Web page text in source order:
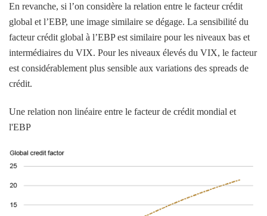
En revanche, si l’on considère la relation entre le facteur crédit
global et l’EBP, une image similaire se dégage. La sensibilité du
facteur crédit global à l’EBP est similaire pour les niveaux bas et
intermédiaires du VIX. Pour les niveaux élevés du VIX, le facteur
est considérablement plus sensible aux variations des spreads de
crédit.
Une relation non linéaire entre le facteur de crédit mondial et
l'EBP